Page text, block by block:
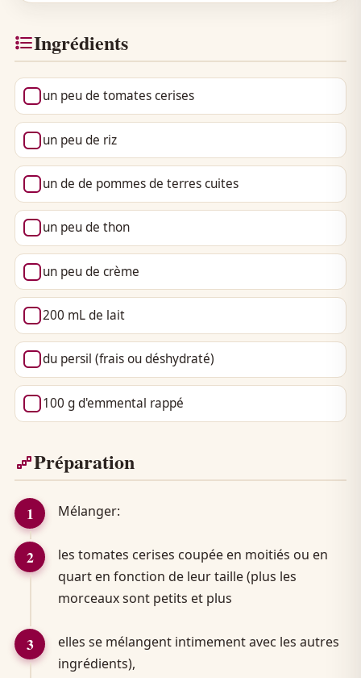
Ingrédients
un peu de tomates cerises
un peu de riz
un de de pommes de terres cuites
un peu de thon
un peu de crème
200 mL de lait
du persil (frais ou déshydraté)
100 g d'emmental rappé
Préparation
Mélanger:
les tomates cerises coupée en moitiés ou en
quart en fonction de leur taille (plus les
morceaux sont petits et plus
elles se mélangent intimement avec les autres
ingrédients),